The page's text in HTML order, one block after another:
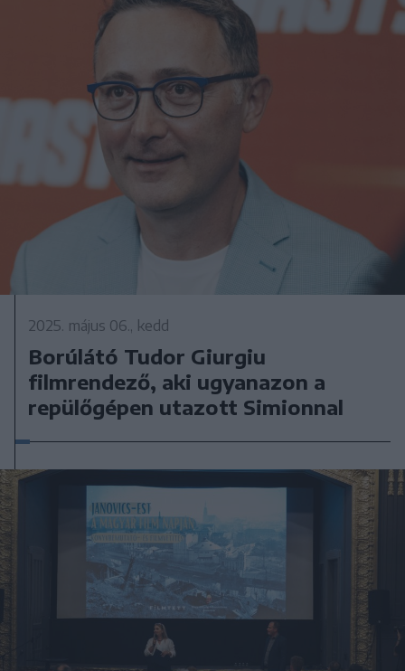
2025. május 06., kedd
Borúlátó Tudor Giurgiu
filmrendező, aki ugyanazon a
repülőgépen utazott Simionnal